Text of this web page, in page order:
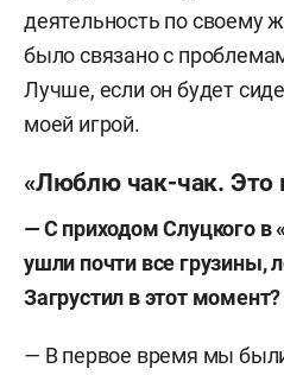
деятельность по своему
было связано с
Лучше, если он будет
моей игрой.
«Люблю чак-чак. Это
—С приходом Слуцкого в
ушли почти все грузины,
Загрустил в этот момент?
— В первое время мы